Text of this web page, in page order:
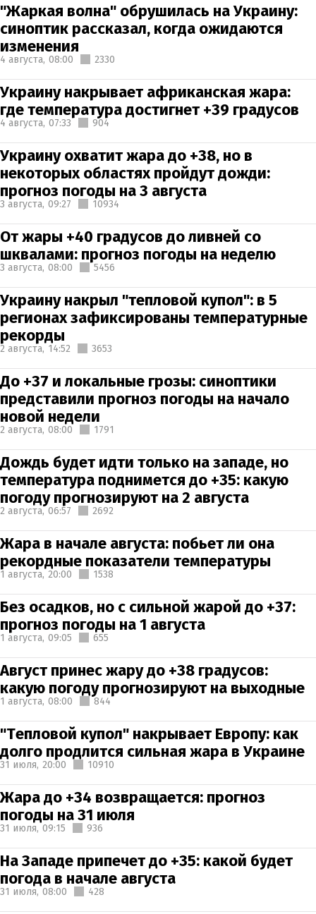
"Жаркая волна" обрушилась на Украину:
синоптик рассказал, когда ожидаются
изменения
4 августа, 08:00 2330
Украину накрывает африканская жара:
где температура достигнет +39 градусов
4 августа, 07:33 904
Украину охватит жара до +38, но в
некоторых областях пройдут дожди:
прогноз погоды на 3 августа
3 августа, 09:27 10934
От жары +40 градусов до ливней со
шквалами: прогноз погоды на неделю
3 августа, 08:00 5456
Украину накрыл "тепловой купол": в 5
регионах зафиксированы температурные
рекорды
2 августа, 14:52 3653
До +37 и локальные грозы: синоптики
представили прогноз погоды на начало
новой недели
2 августа, 08:00 1791
Дождь будет идти только на западе, но
температура поднимется до +35: какую
погоду прогнозируют на 2 августа
2 августа, 06:57 2692
Жара в начале августа: побьет ли она
рекордные показатели температуры
1 августа, 20:00 1538
Без осадков, но с сильной жарой до +37:
прогноз погоды на 1 августа
1 августа, 09:05 655
Август принес жару до +38 градусов:
какую погоду прогнозируют на выходные
1 августа, 08:00 844
"Тепловой купол" накрывает Европу: как
долго продлится сильная жара в Украине
31 июля, 20:00 10910
Жара до +34 возвращается: прогноз
погоды на 31 июля
31 июля, 09:15 936
На Западе припечет до +35: какой будет
погода в начале августа
31 июля, 08:00 428